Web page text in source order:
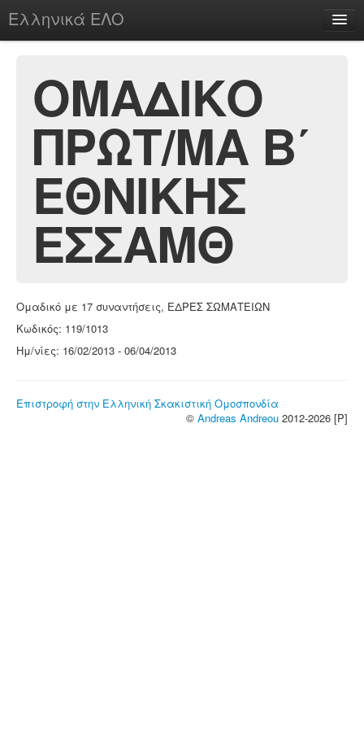
Ελληνικά ΕΛΟ
chesstu.be @ discord
Login
ΟΜΑΔΙΚΟ
ΠΡΩΤ/ΜΑ Β΄
ΕΘΝΙΚΗΣ
ΕΣΣΑΜΘ
Ομαδικό με 17 συναντήσεις, ΕΔΡΕΣ ΣΩΜΑΤΕΙΩΝ
Κωδικός: 119/1013
Ημ/νίες: 16/02/2013 - 06/04/2013
Επιστροφή στην Ελληνική Σκακιστική Ομοσπονδία
© Andreas Andreou 2012-2026 [P]